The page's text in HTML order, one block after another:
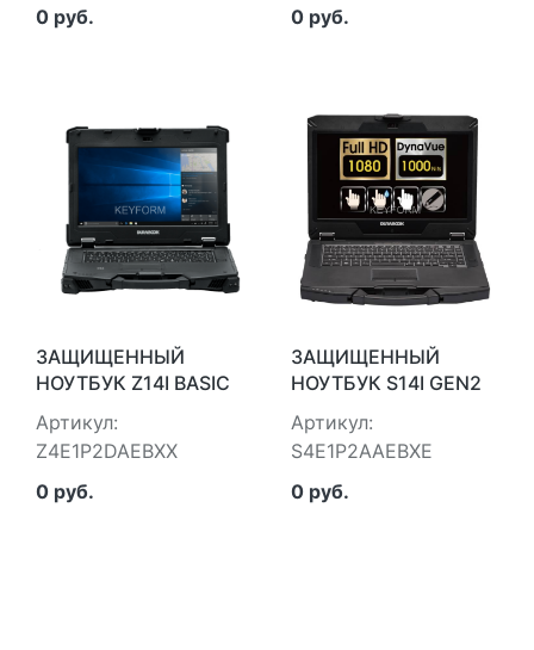
0 руб.
0 руб.
ЗАЩИЩЕННЫЙ
НОУТБУК Z14I BASIC
GEN2 WIN11 PRO
DURABOOK
Z4E1P2DAEBXX
Артикул:
Z4E1P2DAEBXX
0 руб.
ЗАЩИЩЕННЫЙ
НОУТБУК S14I GEN2
STD WIN11 PRO
DURABOOK
S4E1P2AAEBXE
Артикул:
S4E1P2AAEBXE
0 руб.